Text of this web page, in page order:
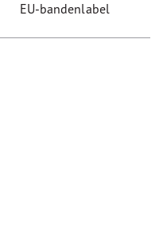
EU-bandenlabel